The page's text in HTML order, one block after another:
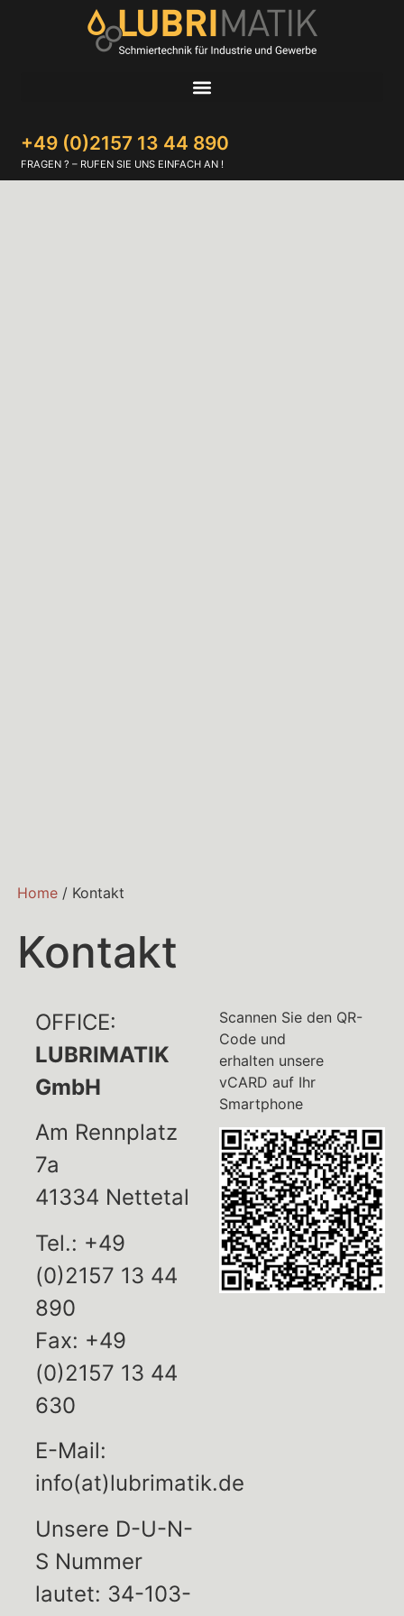
+49 (0)2157 13 44 890
FRAGEN ? – RUFEN SIE UNS EINFACH AN !
Home/ Kontakt
Kontakt
OFFICE:
LUBRIMATIK
GmbH
Am Rennplatz
7a
41334 Nettetal
Tel.: +49
(0)2157 13 44
890
Fax: +49
(0)2157 13 44
630
E-Mail:
info(at)lubrimatik.de
Unsere D-U-N-
S Nummer
lautet: 34-103-
Scannen Sie den QR-
Code und
erhalten unsere
vCARD auf Ihr
Smartphone